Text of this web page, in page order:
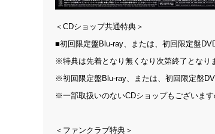
＜CDショップ共通特典＞
■初回限定盤Blu-ray、または、初回限定盤
※特典は先着となり無くなり次第終了となり
※初回限定盤Blu-ray、または、初回限定盤
※一部取扱いのないCDショップもございま
＜ファンクラブ特典＞